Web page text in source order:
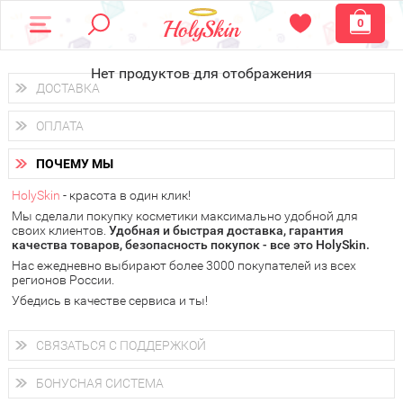
0
Нет продуктов для отображения
ДОСТАВКА
Доставка осуществляетсяпо всем городам России.
Вы можете выбрать доставку курьером, Почтой России или
получить заказ в пунктах выдачи PickPoint или пункте
самовывоза.
В 20 городах России доставка осуществляется ужена
следующий день.
у Вас всегда есть возможность получитьбесплатную
доставку от HolySkin.
подробнее об условиях доставки и оплаты в Вашем городе
ОПЛАТА
Вы можете оплатить свой заказ любым удобным способом:
наличными деньгами (
через интернет-банк (Альфа-банк, Сбербанк) и другими
электронными способами.
ПОЧЕМУ МЫ
HolySkin - красота в один клик!
Мы сделали покупку косметики максимально удобной для
своих клиентов. Удобная и быстрая доставка, гарантия
качества товаров, безопасность покупок - все это HolySkin.
Нас ежедневно выбирают более 3000 покупателей из всех
регионов России.
Убедись в качестве сервиса и ты!
СВЯЗАТЬСЯ С ПОДДЕРЖКОЙ
+7 (800) 707-24-55
Мы будем рады ответить на все Ваши вопросы по работе
магазина, проконсультировать по товарам, рассказать о
БОНУСНАЯ СИСТЕМА